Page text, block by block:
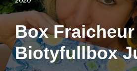
Box
Biotyfullbox